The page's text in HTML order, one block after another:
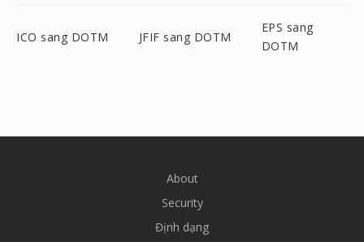
ICO sang DOTM JFIF sang DOTM
EPS sang
DOTM
About
Security
Định dạng